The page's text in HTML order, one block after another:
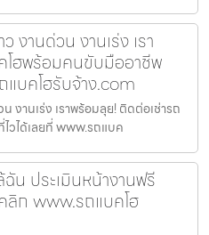
งานด่วน งานเร่ง เรา
โฮพร้อมคนขับมืออาชีพ
แบคโฮรับจ้าง.com
งานเร่ง เราพร้อมลุย! ติดต่อเช่ารถ
ได้เลยที่ www.รถแบค
น ประเมินหน้างานฟรี
ลิก www.รถแบคโฮ